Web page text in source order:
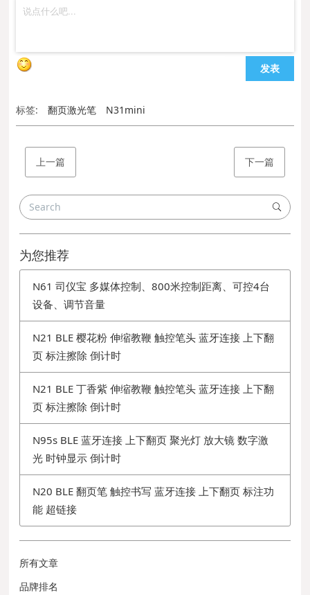
发表
标签: 翻页激光笔 N31mini
上一篇 下一篇
为您推荐
N61 司仪宝 多媒体控制、800米控制距离、可控4台
设备、调节音量
N21 BLE 樱花粉 伸缩教鞭 触控笔头 蓝牙连接 上下翻
页 标注擦除 倒计时
N21 BLE 丁香紫 伸缩教鞭 触控笔头 蓝牙连接 上下翻
页 标注擦除 倒计时
N95s BLE 蓝牙连接 上下翻页 聚光灯 放大镜 数字激
光 时钟显示 倒计时
N20 BLE 翻页笔 触控书写 蓝牙连接 上下翻页 标注功
能 超链接
所有文章
品牌排名